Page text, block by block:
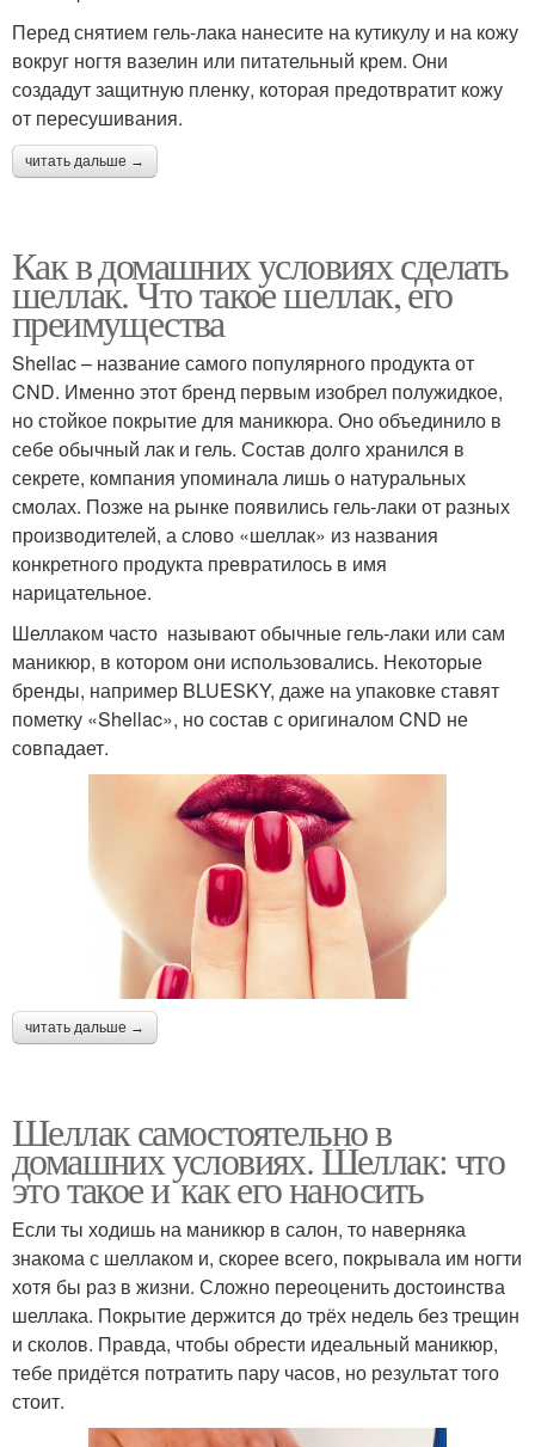
Перед снятием гель-лака нанесите на кутикулу и на кожу
вокруг ногтя вазелин или питательный крем. Они
создадут защитную пленку, которая предотвратит кожу
от пересушивания.
читать дальше →
Как в домашних условиях сделать
шеллак. Что такое шеллак, его
преимущества
Shellac – название самого популярного продукта от
CND. Именно этот бренд первым изобрел полужидкое,
но стойкое покрытие для маникюра. Оно объединило в
себе обычный лак и гель. Состав долго хранился в
секрете, компания упоминала лишь о натуральных
смолах. Позже на рынке появились гель-лаки от разных
производителей, а слово «шеллак» из названия
конкретного продукта превратилось в имя
нарицательное.
Шеллаком часто называют обычные гель-лаки или сам
маникюр, в котором они использовались. Некоторые
бренды, например BLUESKY, даже на упаковке ставят
пометку «Shellac», но состав с оригиналом CND не
совпадает.
читать дальше →
Шеллак самостоятельно в
домашних условиях. Шеллак: что
это такое и как его наносить
Если ты ходишь на маникюр в салон, то наверняка
знакома с шеллаком и, скорее всего, покрывала им ногти
хотя бы раз в жизни. Сложно переоценить достоинства
шеллака. Покрытие держится до трёх недель без трещин
и сколов. Правда, чтобы обрести идеальный маникюр,
тебе придётся потратить пару часов, но результат того
стоит.